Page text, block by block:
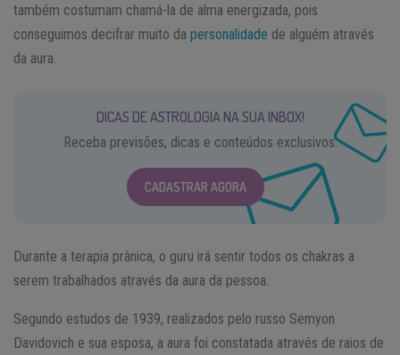
também costumam chamá-la de alma energizada, pois
conseguimos decifrar muito da personalidade de alguém através
da aura.
DICAS DE ASTROLOGIA NA SUA INBOX!
Receba previsões, dicas e conteúdos exclusivos.
CADASTRAR AGORA
Durante a terapia prânica, o guru irá sentir todos os chakras a
serem trabalhados através da aura da pessoa.
Segundo estudos de 1939, realizados pelo russo Semyon
Davidovich e sua esposa, a aura foi constatada através de raios de